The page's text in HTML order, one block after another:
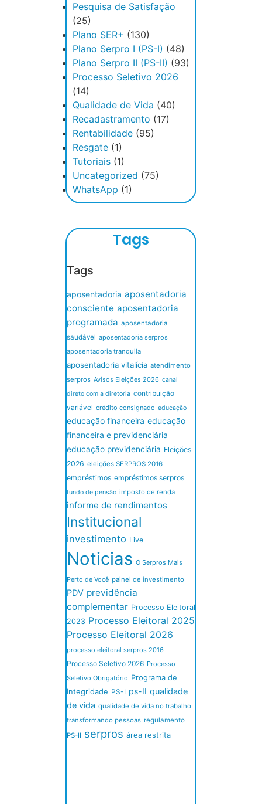
Pesquisa de Satisfação
(25)
Plano SER+ (130)
Plano Serpro I (PS-I) (48)
Plano Serpro II (PS-II) (93)
Processo Seletivo 2026
(14)
Qualidade de Vida (40)
Recadastramento (17)
Rentabilidade (95)
Resgate (1)
Tutoriais (1)
Uncategorized (75)
WhatsApp (1)
Tags
Tags
aposentadoria aposentadoria
consciente aposentadoria
programada aposentadoria
saudável aposentadoria serpros
aposentadoria tranquila
aposentadoria vitalícia atendimento
serpros Avisos Eleições 2026 canal
direto com a diretoria contribuição
variável crédito consignado educação
educação financeira educação
financeira e previdenciária
educação previdenciária Eleições
2026 eleições SERPROS 2016
empréstimos empréstimos serpros
fundo de pensão imposto de renda
informe de rendimentos
Institucional
investimento Live
Noticias O Serpros Mais
Perto de Você painel de investimento
PDV previdência
complementar Processo Eleitoral
2023 Processo Eleitoral 2025
Processo Eleitoral 2026
processo eleitoral serpros 2016
Processo Seletivo 2026 Processo
Seletivo Obrigatório Programa de
Integridade PS-I ps-II qualidade
de vida qualidade de vida no trabalho
transformando pessoas regulamento
PS-II serpros área restrita